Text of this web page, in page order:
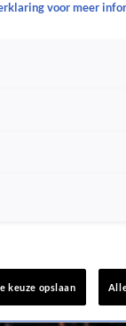
voor meer
keuze opslaan